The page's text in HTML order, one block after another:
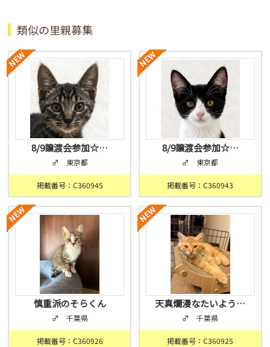
類似の里親募集
8/9譲渡会参加☆…
♂ 東京都
掲載番号：C360945
8/9譲渡会参加☆…
♂ 東京都
掲載番号：C360943
慎重派のそらくん
♂ 千葉県
掲載番号：C360926
天真爛漫なたいよう…
♂ 千葉県
掲載番号：C360925